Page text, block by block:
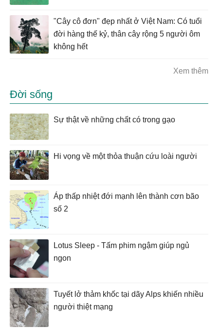
"Cây cô đơn" đẹp nhất ở Việt Nam: Có tuổi
đời hàng thế kỷ, thân cây rộng 5 người ôm
không hết
Xem thêm
Đời sống
Sự thật về những chất có trong gạo
Hi vọng về một thỏa thuận cứu loài người
Áp thấp nhiệt đới mạnh lên thành cơn bão
số 2
Lotus Sleep - Tấm phim ngậm giúp ngủ
ngon
Tuyết lở thảm khốc tại dãy Alps khiến nhiều
người thiệt mạng